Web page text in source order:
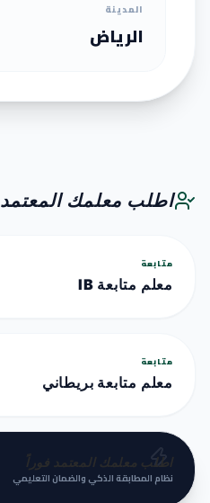
المدينة
الرياض
اطلب معلمك المعتمد
متابعة
معلم متابعة IB
متابعة
معلم متابعة بريطاني
اطلب معلمك المعتمد فوراً
نظام المطابقة الذكي والضمان التعليمي